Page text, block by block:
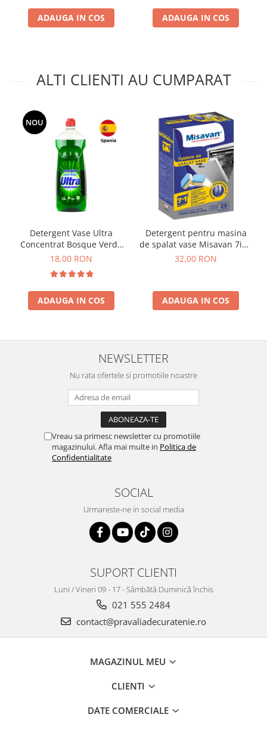
ADAUGA IN COS ADAUGA IN COS
ALTI CLIENTI AU CUMPARAT
NOU
Detergent Vase Ultra
Concentrat Bosque Verde
Spania 1.3L
18,00 RON
ADAUGA IN COS
Detergent pentru masina
de spalat vase Misavan 7in1
25 tablete
32,00 RON
ADAUGA IN COS
NEWSLETTER
Nu rata ofertele si promotiile noastre
Vreau sa primesc newsletter cu promotiile
magazinului. Afla mai multe in Politica de
Confidentialitate
SOCIAL
Urmareste-ne in social media
SUPORT CLIENTI
Luni / Vineri 09 - 17 - Sâmbătă Duminică închis
021 555 2484
contact@pravaliadecuratenie.ro
MAGAZINUL MEU
CLIENTI
DATE COMERCIALE